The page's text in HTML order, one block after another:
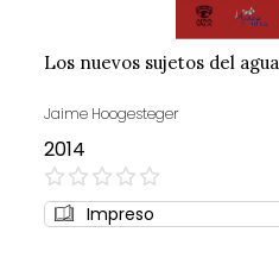
Los nuevos sujetos del agua
Jaime Hoogesteger
2014
0%
Impreso